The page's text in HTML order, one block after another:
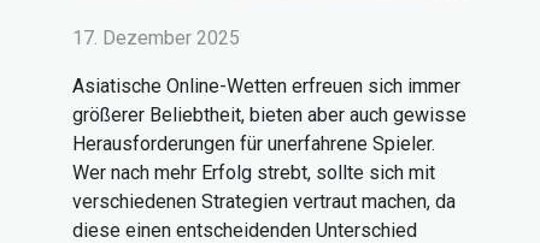
17. Dezember 2025
Asiatische Online-Wetten erfreuen sich immer
größerer Beliebtheit, bieten aber auch gewisse
Herausforderungen für unerfahrene Spieler.
Wer nach mehr Erfolg strebt, sollte sich mit
verschiedenen Strategien vertraut machen, da
diese einen entscheidenden Unterschied